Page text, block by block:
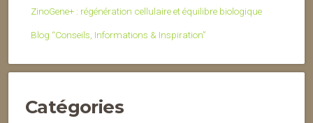
ZinoGene+ : régénération cellulaire et équilibre biologique
Blog “Conseils, Informations & Inspiration”
Catégories